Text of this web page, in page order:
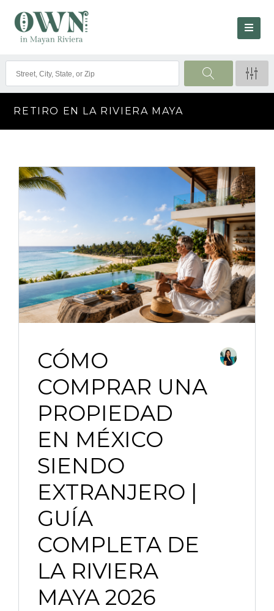
RETIRO EN LA RIVIERA MAYA
CÓMO
COMPRAR UNA
PROPIEDAD
EN MÉXICO
SIENDO
EXTRANJERO |
GUÍA
COMPLETA DE
LA RIVIERA
MAYA 2026